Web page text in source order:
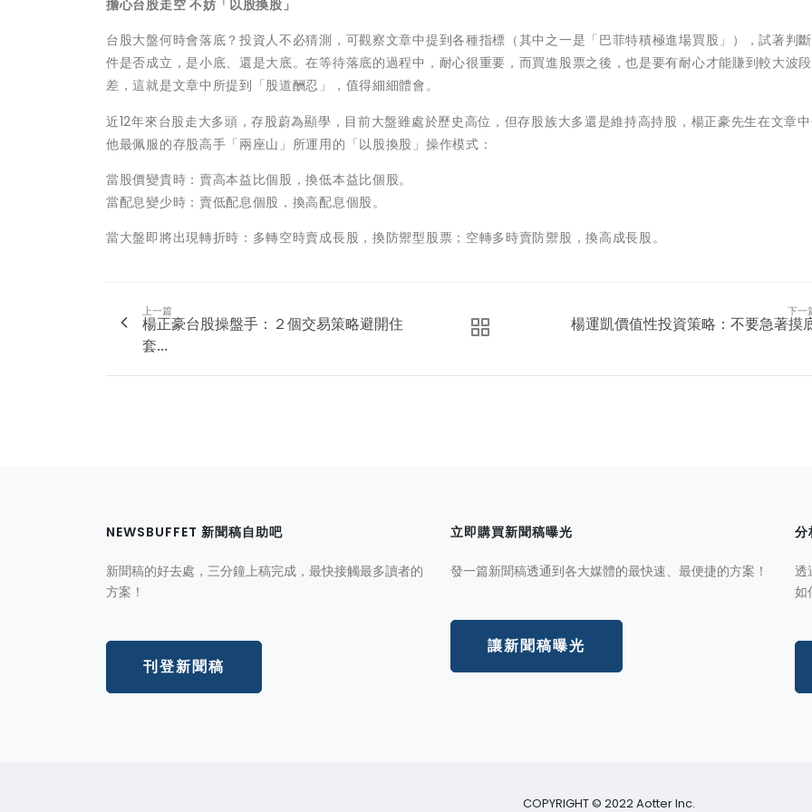
擔心台股走空 不妨「以股換股」
台股大盤何時會落底？投資人不必猜測，可觀察文章中提到各種指標（其中之一是「巴菲特積極進場買股」），試著判
件是否成立，是小底、還是大底。在等待落底的過程中，耐心很重要，而買進股票之後，也是要有耐心才能賺到較大波
差，這就是文章中所提到「股道酬忍」，值得細細體會。
近12年來台股走大多頭，存股蔚為顯學，目前大盤雖處於歷史高位，但存股族大多還是維持高持股，楊正豪先生在文章
他最佩服的存股高手「兩座山」所運用的「以股換股」操作模式：
當股價變貴時：賣高本益比個股，換低本益比個股。
當配息變少時：賣低配息個股，換高配息個股。
當大盤即將出現轉折時：多轉空時賣成長股，換防禦型股票；空轉多時賣防禦股，換高成長股。
上一篇
楊正豪台股操盤手：２個交易策略避開住
套...
下一
楊運凱價值性投資策略：不要急著摸
NEWSBUFFET 新聞稿自助吧
新聞稿的好去處，三分鐘上稿完成，最快接觸最多讀者的
方案！
刊登新聞稿
立即購買新聞稿曝光
發一篇新聞稿透通到各大媒體的最快速、最便捷的方案！
讓新聞稿曝光
分
透
如
COPYRIGHT © 2022 Aotter Inc.